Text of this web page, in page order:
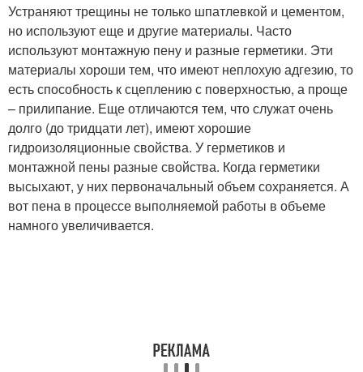
Устраняют трещины не только шпатлевкой и цементом,
но используют еще и другие материалы. Часто
используют монтажную пену и разные герметики. Эти
материалы хороши тем, что имеют неплохую адгезию, то
есть способность к сцеплению с поверхностью, а проще
– прилипание. Еще отличаются тем, что служат очень
долго (до тридцати лет), имеют хорошие
гидроизоляционные свойства. У герметиков и
монтажной пены разные свойства. Когда герметики
высыхают, у них первоначальный объем сохраняется. А
вот пена в процессе выполняемой работы в объеме
намного увеличивается.